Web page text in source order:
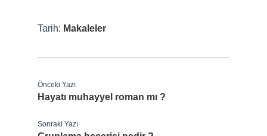
Tarih: Makaleler
Önceki Yazı
Hayatı muhayyel roman mı ?
Sonraki Yazı